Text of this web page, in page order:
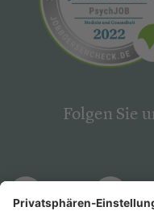
Folgen Sie